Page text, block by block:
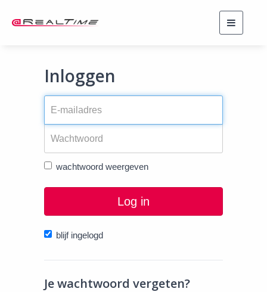
Inloggen
wachtwoord weergeven
Log in
blijf ingelogd
Je wachtwoord vergeten?